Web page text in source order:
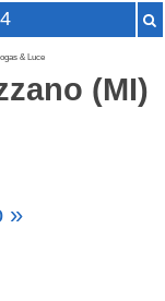
& Luce
(MI)
»